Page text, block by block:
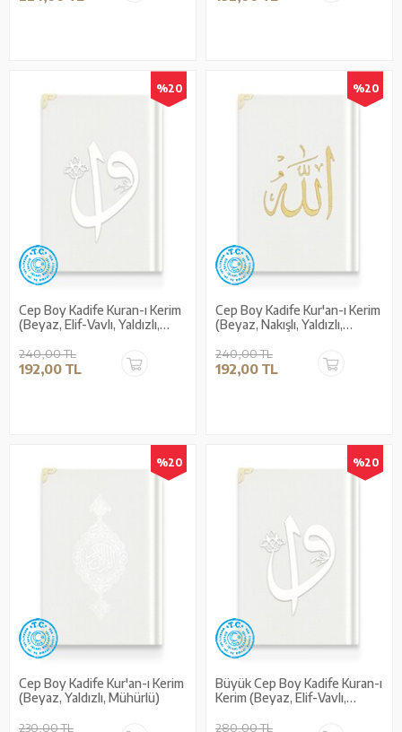
%20
Cep Boy Kadife Kuran-ı Kerim
(Beyaz, Elif-Vavlı, Yaldızlı,
240,00 TL
192,00 TL
%20
Cep Boy Kadife Kur'an-ı Kerim
(Beyaz, Nakışlı, Yaldızlı,
240,00 TL
192,00 TL
%20
Cep Boy Kadife Kur'an-ı Kerim
(Beyaz, Yaldızlı, Mühürlü)
230,00 TL
%20
Büyük Cep Boy Kadife Kuran-ı
Kerim (Beyaz, Elif-Vavlı,
280,00 TL